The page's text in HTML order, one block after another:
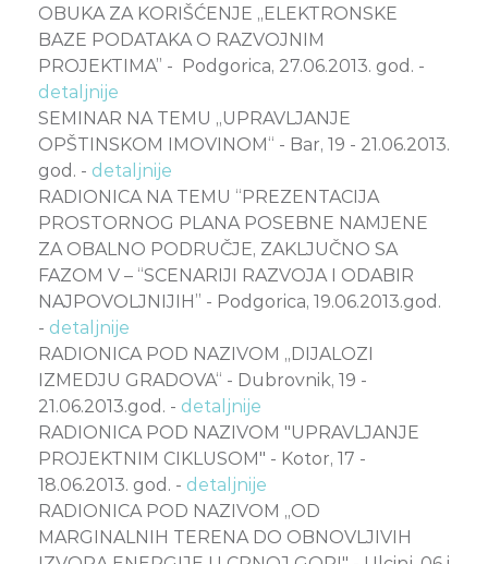
OBUKA ZA KORIŠĆENJE „ELEKTRONSKE
BAZE PODATAKA O RAZVOJNIM
PROJEKTIMA” - Podgorica, 27.06.2013. god. -
detaljnije
SEMINAR NA TEMU „UPRAVLJANJE
OPŠTINSKOM IMOVINOM“ - Bar, 19 - 21.06.2013.
god. - detaljnije
RADIONICA NA TEMU “PREZENTACIJA
PROSTORNOG PLANA POSEBNE NAMJENE
ZA OBALNO PODRUČJE, ZAKLJUČNO SA
FAZOM V – “SCENARIJI RAZVOJA I ODABIR
NAJPOVOLJNIJIH” - Podgorica, 19.06.2013.god.
- detaljnije
RADIONICA POD NAZIVOM „DIJALOZI
IZMEDJU GRADOVA“ - Dubrovnik, 19 -
21.06.2013.god. - detaljnije
RADIONICA POD NAZIVOM "UPRAVLJANJE
PROJEKTNIM CIKLUSOM" - Kotor, 17 -
18.06.2013. god. - detaljnije
RADIONICA POD NAZIVOM „OD
MARGINALNIH TERENA DO OBNOVLJIVIH